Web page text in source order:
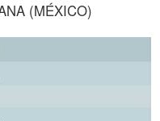
(MÉXICO)